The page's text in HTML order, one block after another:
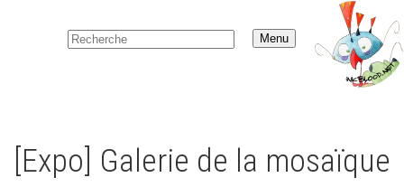
Menu
[Expo] Galerie de la mosaïque